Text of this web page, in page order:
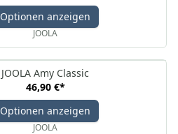
Optionen anzeigen
JOOLA
JOOLA Amy Classic
46,90 €*
Optionen anzeigen
JOOLA